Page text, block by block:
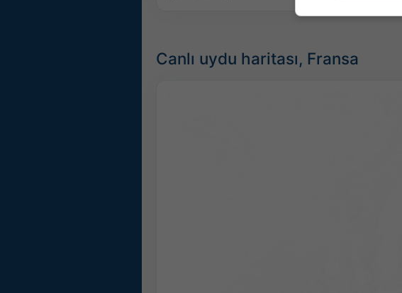
Canlı uydu haritası, Fransa